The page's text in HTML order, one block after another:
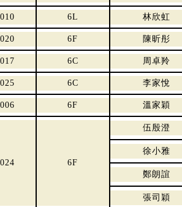
6L 林欣虹
6F 陳昕彤
6C 周卓羚
6C 李家悅
6F 溫家穎
6F
伍殷澄
徐小雅
鄭朗誼
張司穎